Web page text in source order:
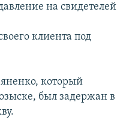
на свидетелей
клиента под
который
был задержан в